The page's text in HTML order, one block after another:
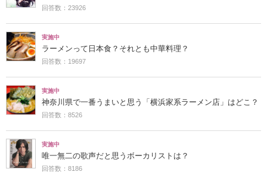
回答数：23926
実施中
ラーメンって日本食？それとも中華料理？
回答数：19697
実施中
神奈川県で一番うまいと思う「横浜家系ラーメン店」はどこ？
回答数：8526
実施中
唯一無二の歌声だと思うボーカリストは？
回答数：8186